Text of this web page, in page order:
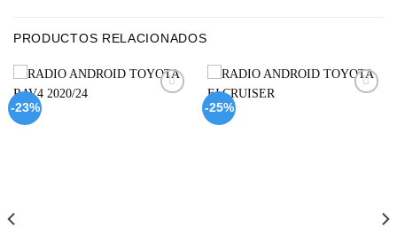
PRODUCTOS RELACIONADOS
-23% -25%